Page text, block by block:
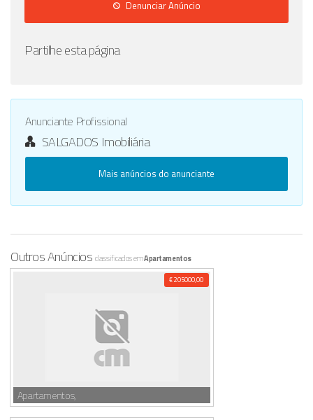
Denunciar Anúncio
Partilhe esta página
Anunciante Profissional
SALGADOS Imobiliária
Mais anúncios do anunciante
Outros Anúncios classificados emApartamentos
€ 205000,00
Apartamentos,